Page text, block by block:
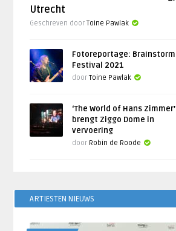
Utrecht
Geschreven doorToine Pawlak
Fotoreportage: Brainstorm
Festival 2021
doorToine Pawlak
‘The World of Hans Zimmer’
brengt Ziggo Dome in
vervoering
door Robin de Roode
ARTIESTEN NIEUWS